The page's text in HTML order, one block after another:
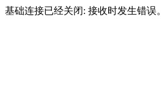
基础连接已经关闭: 接收时发生错误。